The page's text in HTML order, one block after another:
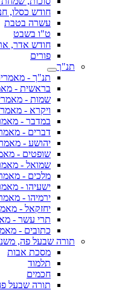
חודש כסלו,
עשרה בטבת
ט"ו בשבט
חודש אדר,
פורים
תנ"ך
תנ"ך -
בראשית -
שמות -
ויקרא -
במדבר -
דברים -
יהושע -
שופטים -
שמואל -
מלכים -
ישעיהו -
ירמיהו -
יחזקאל -
תרי עשר -
כתובים -
תורה שבעל פה,
מסכת אבות
תלמוד
חכמים
תורה שבעל